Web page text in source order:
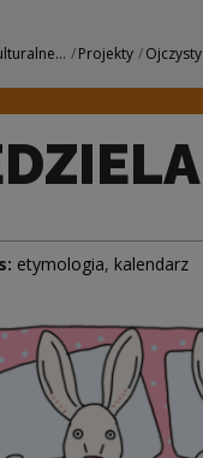
Projekty
etymologia, kalendarz